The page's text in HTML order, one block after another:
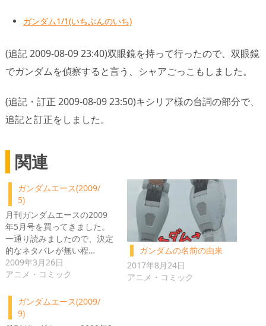
ガンダム1/1(いちぶんのいち)
(追記 2009-08-09 23:40)双眼鏡を持って行ったので、双眼鏡
でガンダムを偵察すると言う、シャアごっこもしました。
(追記・訂正 2009-08-09 23:50)キシリア様の台詞の部分で、
追記と訂正をしました。
関連
ガンダムエース(2009/
5)
月刊ガンダムエースの2009
年5月号を買ってきました。
一通り読みましたので、決定
的なネタバレが無い程…
2009年3月26日
アニメ・コミック
ガンダムの名前の由来
2017年8月24日
アニメ・コミック
ガンダムエース(2009/
9)